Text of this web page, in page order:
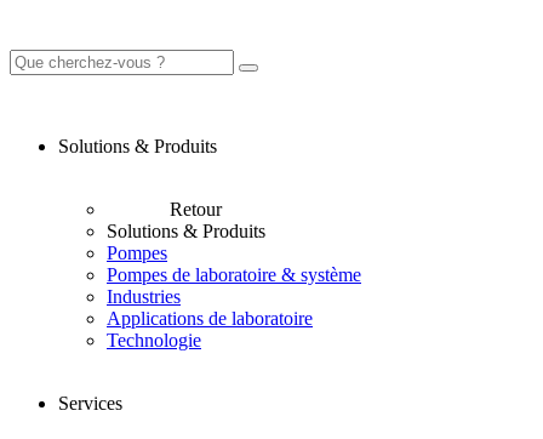
Solutions & Produits
Retour
Solutions & Produits
Pompes
Pompes de laboratoire & système
Industries
Applications de laboratoire
Technologie
Services